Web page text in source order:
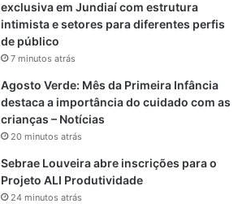
exclusiva em Jundiaí com estrutura
intimista e setores para diferentes perfis
de público
7 minutos atrás
Agosto Verde: Mês da Primeira Infância
destaca a importância do cuidado com as
crianças – Notícias
20 minutos atrás
Sebrae Louveira abre inscrições para o
Projeto ALI Produtividade
24 minutos atrás